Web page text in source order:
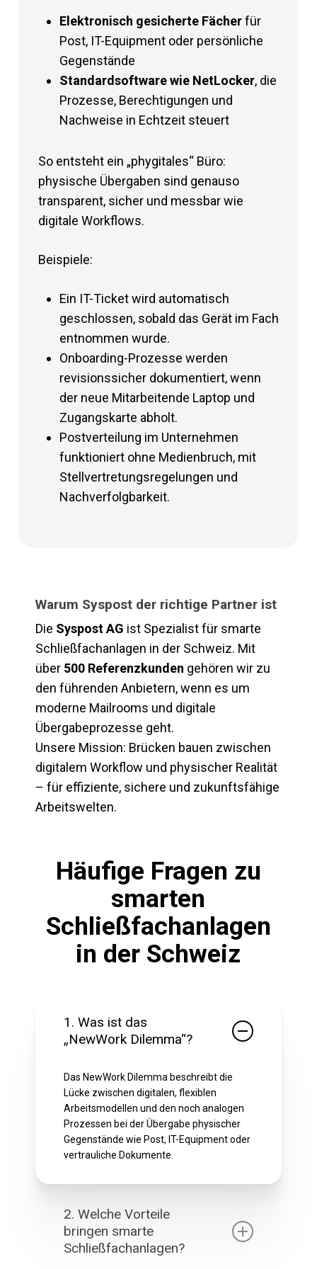
Elektronisch gesicherte Fächerfür
Post, IT-Equipment oder persönliche
Gegenstände
Standardsoftware wie NetLocker, die
Prozesse, Berechtigungen und
Nachweise in Echtzeit steuert
So entsteht ein „phygitales“ Büro:
physische Übergaben sind genauso
transparent, sicher und messbar wie
digitale Workflows.
Beispiele:
Ein IT-Ticket wird automatisch
geschlossen, sobald das Gerät im Fach
entnommen wurde.
Onboarding-Prozesse werden
revisionssicher dokumentiert, wenn
der neue Mitarbeitende Laptop und
Zugangskarte abholt.
Postverteilung im Unternehmen
funktioniert ohne Medienbruch, mit
Stellvertretungsregelungen und
Nachverfolgbarkeit.
Warum Syspost der richtige Partner ist
Die Syspost AG ist Spezialist für smarte
Schließfachanlagen in der Schweiz. Mit
über 500 Referenzkunden gehören wir zu
den führenden Anbietern, wenn es um
moderne Mailrooms und digitale
Übergabeprozesse geht.
Unsere Mission: Brücken bauen zwischen
digitalem Workflow und physischer Realität
– für effiziente, sichere und zukunftsfähige
Arbeitswelten.
Häufige Fragen zu
smarten
Schließfachanlagen
in der Schweiz
1. Was ist das
„NewWork Dilemma“?
Das NewWork Dilemma beschreibt die
Lücke zwischen digitalen, flexiblen
Arbeitsmodellen und den noch analogen
Prozessen bei der Übergabe physischer
Gegenstände wie Post, IT-Equipment oder
vertrauliche Dokumente.
2. Welche Vorteile
bringen smarte
Schließfachanlagen?